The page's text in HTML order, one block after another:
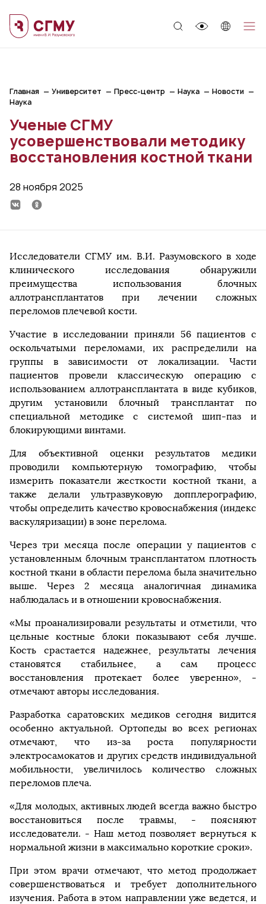
Главная Университет Пресс-центр Наука
Новости
Наука
Ученые СГМУ
усовершенствовали методику
восстановления костной ткани
28 ноября 2025
Исследователи СГМУ им. В.И. Разумовского в ходе
клинического исследования обнаружили
преимущества использования блочных
аллотрансплантатов при лечении сложных
переломов плечевой кости.
Участие в исследовании приняли 56 пациентов с
оскольчатыми переломами, их распределили на
группы в зависимости от локализации. Части
пациентов провели классическую операцию с
использованием аллотрансплантата в виде кубиков,
другим установили блочный трансплантат по
специальной методике с системой шип-паз и
блокирующими винтами.
Для объективной оценки результатов медики
проводили компьютерную томографию, чтобы
измерить показатели жесткости костной ткани, а
также делали ультразвуковую допплерографию,
чтобы определить качество кровоснабжения (индекс
васкуляризации) в зоне перелома.
Через три месяца после операции у пациентов с
установленным блочным трансплантатом плотность
костной ткани в области перелома была значительно
выше. Через 2 месяца аналогичная динамика
наблюдалась и в отношении кровоснабжения.
«Мы проанализировали результаты и отметили, что
цельные костные блоки показывают себя лучше.
Кость срастается надежнее, результаты лечения
становятся стабильнее, а сам процесс
восстановления протекает более уверенно», -
отмечают авторы исследования.
Разработка саратовских медиков сегодня видится
особенно актуальной. Ортопеды во всех регионах
отмечают, что из-за роста популярности
электросамокатов и других средств индивидуальной
мобильности, увеличилось количество сложных
переломов плеча.
«Для молодых, активных людей всегда важно быстро
восстановиться после травмы, - поясняют
исследователи. - Наш метод позволяет вернуться к
нормальной жизни в максимально короткие сроки».
При этом врачи отмечают, что метод продолжает
совершенствоваться и требует дополнительного
изучения. Работа в этом направлении уже ведется, и